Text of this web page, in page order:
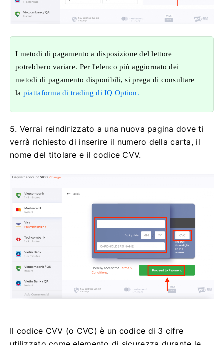
I metodi di pagamento a disposizione del lettore
potrebbero variare. Per l'elenco più aggiornato dei
metodi di pagamento disponibili, si prega di consultare
la piattaforma di trading di IQ Option.
5. Verrai reindirizzato a una nuova pagina dove ti
verrà richiesto di inserire il numero della carta, il
nome del titolare e il codice CVV.
Il codice CVV (o CVC) è un codice di 3 cifre